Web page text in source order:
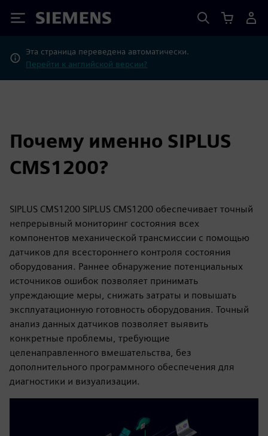
Siemens
Эта страница переведена автоматически.
Перейти к английской версии?
Почему именно SIPLUS
CMS1200?
SIPLUS CMS1200 SIPLUS CMS1200 обеспечивает точный
непрерывный мониторинг состояния всех
компонентов механической трансмиссии с помощью
датчиков для всестороннего контроля состояния
оборудования. Раннее обнаружение потенциальных
источников ошибок позволяет принимать
упреждающие меры, снижать затраты и повышать
эксплуатационную готовность оборудования. Точный
анализ данных датчиков позволяет выявить
конкретные проблемы, требующие
целенаправленного вмешательства, без
дополнительного программного обеспечения для
диагностики и визуализации.